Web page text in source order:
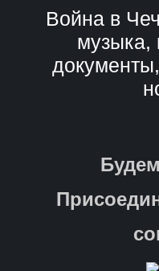
Война в
музыка,